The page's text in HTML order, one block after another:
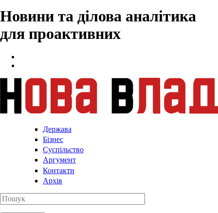
Новини та ділова аналітика
для проактивних
Держава
Бізнес
Суспільство
Аргумент
Контакти
Архів